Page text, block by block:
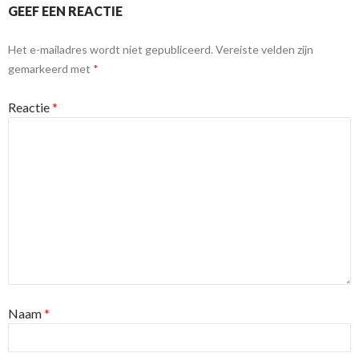
GEEF EEN REACTIE
Het e-mailadres wordt niet gepubliceerd. Vereiste velden zijn
gemarkeerd met *
Reactie*
Naam*